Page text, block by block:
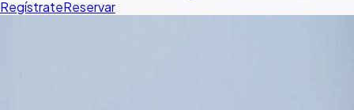
RegístrateReservar